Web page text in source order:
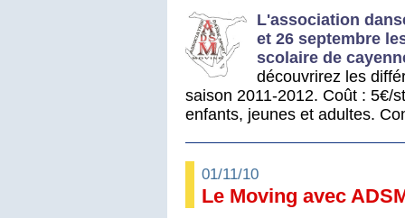
L'association
et 26 septembre
scolaire de
découvrirez les
saison 2011-2012. Coût : 5€/
enfants, jeunes et adultes.
01/11/10
Le Moving avec